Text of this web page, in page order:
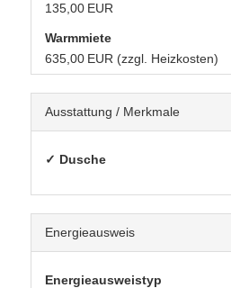
135,00 EUR
Warmmiete
635,00 EUR (zzgl. Heizkosten)
Ausstattung / Merkmale
✓ Dusche
Energieausweis
Energieausweistyp